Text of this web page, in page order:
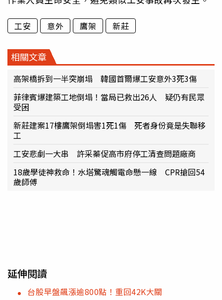
工安 意外 鷹架 新莊
相關文章
高架橋拆到一半突崩塌 韓國首爾爆工安意外3死3傷
菲律賓爆建築工地倒塌！當局已救出26人 疑仍有民眾
受困
新莊建案17樓鷹架倒塌害1死1傷 死者身份竟是失聯移
工
工安悲劇一大串 許采蓁促高市府停工清查問題廠商
18歲學徒神救命！水塔驚魂觸電命懸一線 CPR搶回54
歲師傅
延伸閱讀
台股早盤飆漲逾800點！重回42K大關